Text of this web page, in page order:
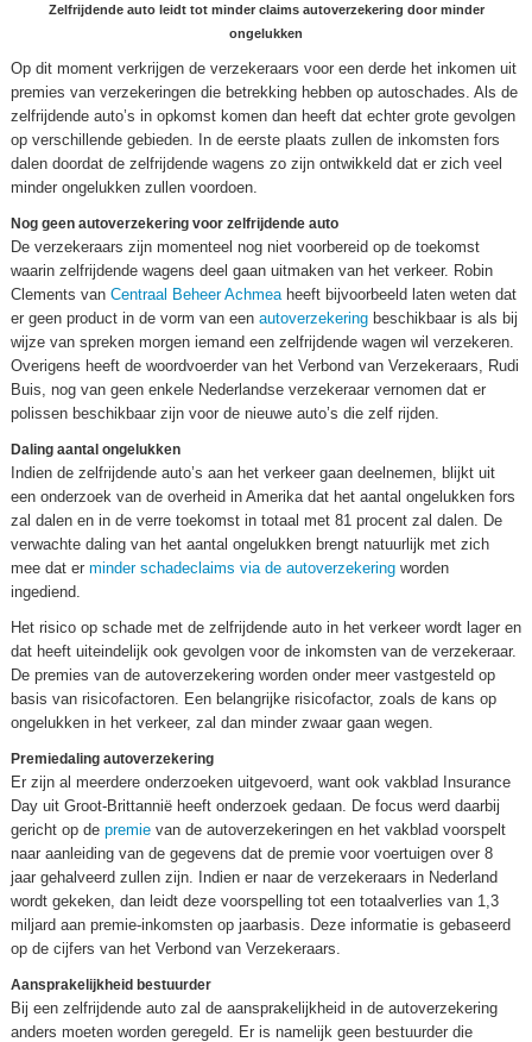
Zelfrijdende auto leidt tot minder claims autoverzekering door minder
ongelukken
Op dit moment verkrijgen de verzekeraars voor een derde het inkomen uit
premies van verzekeringen die betrekking hebben op autoschades. Als de
zelfrijdende auto’s in opkomst komen dan heeft dat echter grote gevolgen
op verschillende gebieden. In de eerste plaats zullen de inkomsten fors
dalen doordat de zelfrijdende wagens zo zijn ontwikkeld dat er zich veel
minder ongelukken zullen voordoen.
Nog geen autoverzekering voor zelfrijdende auto
De verzekeraars zijn momenteel nog niet voorbereid op de toekomst
waarin zelfrijdende wagens deel gaan uitmaken van het verkeer. Robin
Clements van Centraal Beheer Achmeaheeft bijvoorbeeld laten weten dat
er geen product in de vorm van een autoverzekering beschikbaar is als bij
wijze van spreken morgen iemand een zelfrijdende wagen wil verzekeren.
Overigens heeft de woordvoerder van het Verbond van Verzekeraars, Rudi
Buis, nog van geen enkele Nederlandse verzekeraar vernomen dat er
polissen beschikbaar zijn voor de nieuwe auto’s die zelf rijden.
Daling aantal ongelukken
Indien de zelfrijdende auto’s aan het verkeer gaan deelnemen, blijkt uit
een onderzoek van de overheid in Amerika dat het aantal ongelukken fors
zal dalen en in de verre toekomst in totaal met 81 procent zal dalen. De
verwachte daling van het aantal ongelukken brengt natuurlijk met zich
mee dat er minder schadeclaims via de autoverzekering worden
ingediend.
Het risico op schade met de zelfrijdende auto in het verkeer wordt lager en
dat heeft uiteindelijk ook gevolgen voor de inkomsten van de verzekeraar.
De premies van de autoverzekering worden onder meer vastgesteld op
basis van risicofactoren. Een belangrijke risicofactor, zoals de kans op
ongelukken in het verkeer, zal dan minder zwaar gaan wegen.
Premiedaling autoverzekering
Er zijn al meerdere onderzoeken uitgevoerd, want ook vakblad Insurance
Day uit Groot-Brittannië heeft onderzoek gedaan. De focus werd daarbij
gericht op de premie van de autoverzekeringen en het vakblad voorspelt
naar aanleiding van de gegevens dat de premie voor voertuigen over 8
jaar gehalveerd zullen zijn. Indien er naar de verzekeraars in Nederland
wordt gekeken, dan leidt deze voorspelling tot een totaalverlies van 1,3
miljard aan premie-inkomsten op jaarbasis. Deze informatie is gebaseerd
op de cijfers van het Verbond van Verzekeraars.
Aansprakelijkheid bestuurder
Bij een zelfrijdende auto zal de aansprakelijkheid in de autoverzekering
anders moeten worden geregeld. Er is namelijk geen bestuurder die